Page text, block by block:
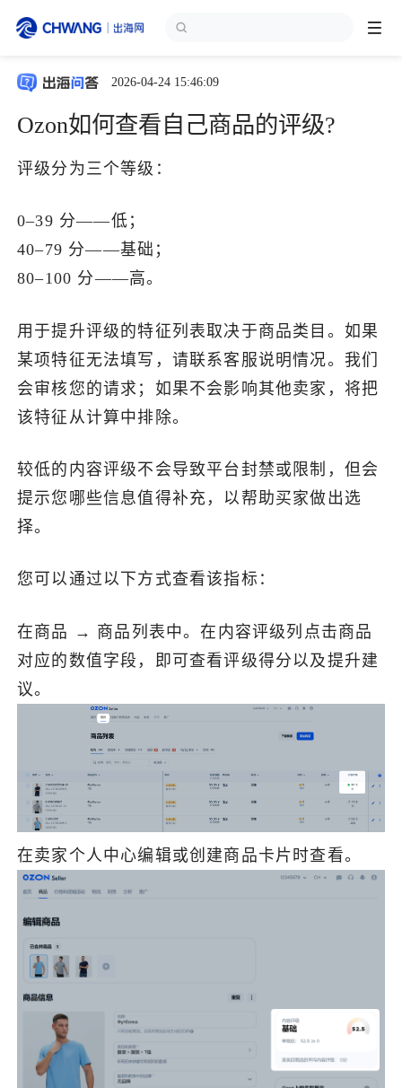
跨境展会
跨境报告
出海导航
出海交流群
2026-04-24 15:46:09
Ozon如何查看自己商品的评级?
评级分为三个等级：
0–39 分——低；
40–79 分——基础；
80–100 分——高。
用于提升评级的特征列表取决于商品类目。如果
某项特征无法填写，请联系客服说明情况。我们
会审核您的请求；如果不会影响其他卖家，将把
该特征从计算中排除。
较低的内容评级不会导致平台封禁或限制，但会
提示您哪些信息值得补充，以帮助买家做出选
择。
您可以通过以下方式查看该指标：
在商品 → 商品列表中。在内容评级列点击商品
对应的数值字段，即可查看评级得分以及提升建
议。
在卖家个人中心编辑或创建商品卡片时查看。